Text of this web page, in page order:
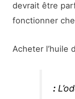
devrait être
fonctionner
Acheter l’huile
: